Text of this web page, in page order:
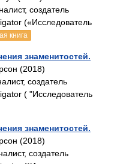
создатель
(«Исследователь
книга
знаменитостей.
(2018)
создатель
( "Исследователь
знаменитостей.
(2018)
создатель